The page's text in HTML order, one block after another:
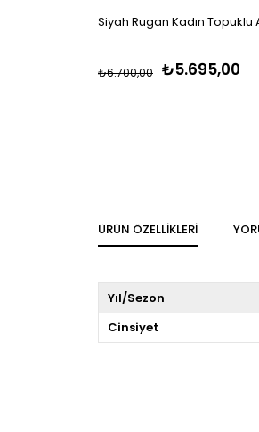
Siyah Rugan Kadın Topuklu
₺5.695,00
₺6.700,00
ÜRÜN ÖZELLIKLERI
Yıl/Sezon
Cinsiyet